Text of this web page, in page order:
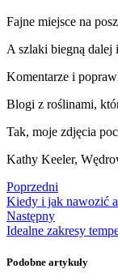
Fajne miejsce na
A szlaki biegną dalej
Komentarze i
Blogi z roślinami,
Tak, moje zdjęcia
Kathy Keeler,
Poprzedni
Kiedy i jak nawozić
Następny
Idealne zakresy
Podobne artykuły